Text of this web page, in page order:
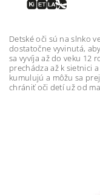
Detské oči sú na slnko
dostatočne vyvinutá,
sa vyvíja až do veku 12
prechádza až k sietnici
kumulujú a môžu sa
chrániť oči detí už od